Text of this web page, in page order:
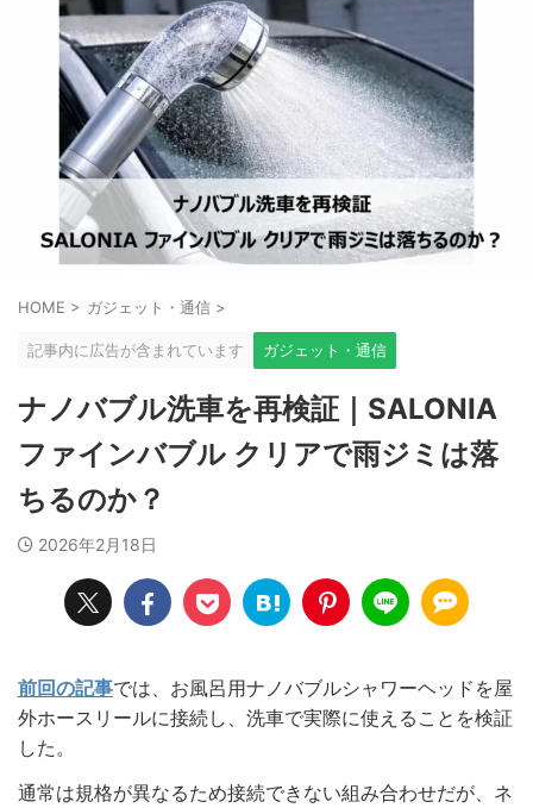
HOME > ガジェット・通信 >
記事内に広告が含まれています ガジェット・通信
ナノバブル洗車を再検証｜SALONIA
ファインバブル クリアで雨ジミは落
ちるのか？
2026年2月18日
前回の記事では、お風呂用ナノバブルシャワーヘッドを屋
外ホースリールに接続し、洗車で実際に使えることを検証
した。
通常は規格が異なるため接続できない組み合わせだが、ネ